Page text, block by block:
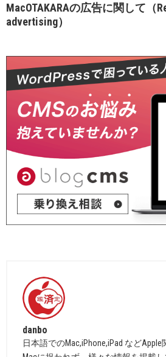
MacOTAKARAの広告に関して（
advertising）
danbo
日本語でのMac,iPhone,iPad などApple